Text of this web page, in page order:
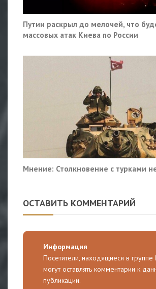
Путин раскрыл до мелочей, что
массовых атак Киева по России
Мнение: Столкновение с турками
ОСТАВИТЬ КОММЕНТАРИЙ
Информация
Посетители, находящиеся в группе
могут оставлять комментарии к
публикации.